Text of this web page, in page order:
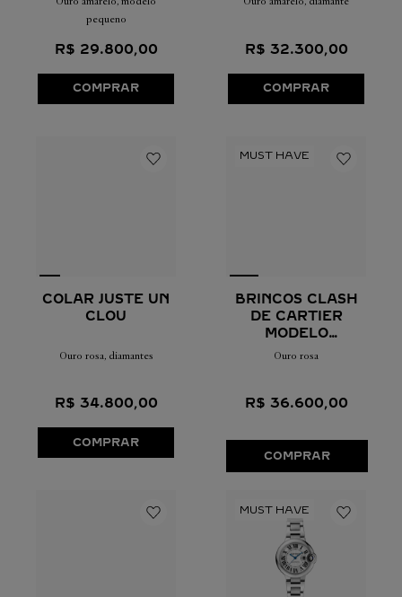
pequeno
R$ 29.800,00
COMPRAR
R$ 32.300,00
COMPRAR
COLAR JUSTE UN
CLOU
Ouro rosa, diamantes
R$ 34.800,00
COMPRAR
BRINCOS CLASH
DE CARTIER
MODELO
PEQUENO
Ouro rosa
R$ 36.600,00
COMPRAR